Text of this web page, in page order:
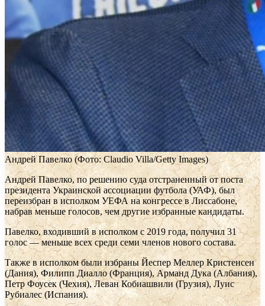
Андрей Павелко(Фото: Claudio Villa/Getty Images)
Андрей Павелко, по решению суда отстраненный от поста
президента Украинской ассоциации футбола (УАФ), был
переизбран в исполком УЕФА на конгрессе в Лиссабоне,
набрав меньше голосов, чем другие избранные кандидаты.
Павелко, входивший в исполком с 2019 года, получил 31
голос — меньше всех среди семи членов нового состава.
Также в исполком были избраны Йеспер Меллер Кристенсен
(Дания), Филипп Диалло (Франция), Арманд Дука (Албания),
Петр Фоусек (Чехия), Леван Кобиашвили (Грузия), Луис
Рубиалес (Испания).